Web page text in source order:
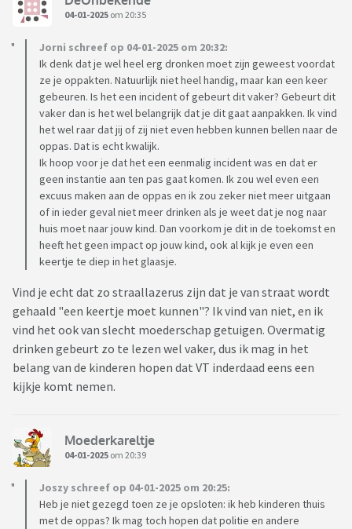
04-01-2025 om 20:35
Jorni schreef op 04-01-2025 om 20:32:
Ik denk dat je wel heel erg dronken moet zijn geweest voordat
ze je oppakten. Natuurlijk niet heel handig, maar kan een keer
gebeuren. Is het een incident of gebeurt dit vaker? Gebeurt dit
vaker dan is het wel belangrijk dat je dit gaat aanpakken. Ik vind
het wel raar dat jij of zij niet even hebben kunnen bellen naar de
oppas. Dat is echt kwalijk.
Ik hoop voor je dat het een eenmalig incident was en dat er
geen instantie aan ten pas gaat komen. Ik zou wel even een
excuus maken aan de oppas en ik zou zeker niet meer uitgaan
of in ieder geval niet meer drinken als je weet dat je nog naar
huis moet naar jouw kind. Dan voorkom je dit in de toekomst en
heeft het geen impact op jouw kind, ook al kijk je even een
keertje te diep in het glaasje.
Vind je echt dat zo straallazerus zijn dat je van straat wordt
gehaald "een keertje moet kunnen"? Ik vind van niet, en ik
vind het ook van slecht moederschap getuigen. Overmatig
drinken gebeurt zo te lezen wel vaker, dus ik mag in het
belang van de kinderen hopen dat VT inderdaad eens een
kijkje komt nemen.
Moederkareltje
04-01-2025 om 20:39
Joszy schreef op 04-01-2025 om 20:25:
Heb je niet gezegd toen ze je opsloten: ik heb kinderen thuis
met de oppas? Ik mag toch hopen dat politie en andere